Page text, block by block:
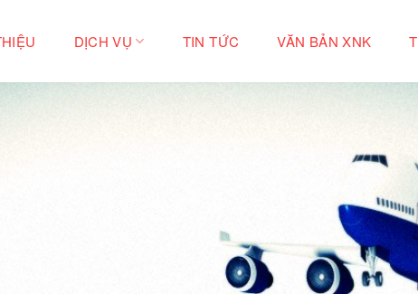
DỊCH VỤ TIN TỨC VĂN BẢN XNK